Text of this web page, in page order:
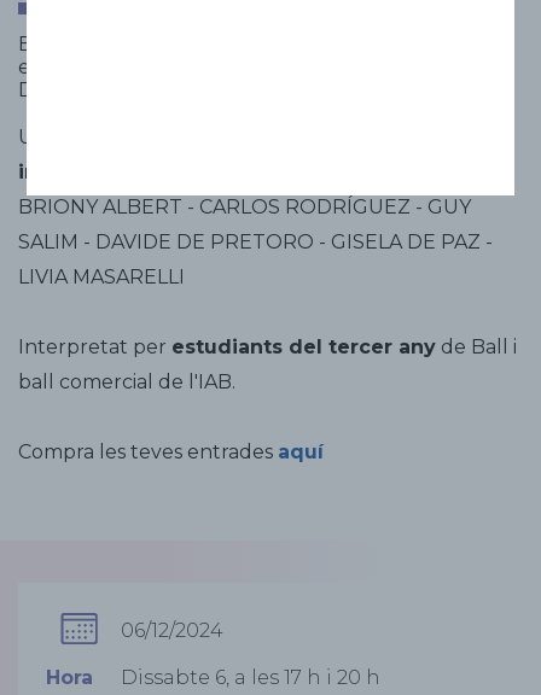
Espectacle de dansa i dansa comercial a càrrec dels
estudiants de l'IAB
Divendres 6 i Diumenge 7
Una vetllada d'obres de
internacionals:
BRIONY ALBERT - CARLOS RODRÍGUEZ - GUY
SALIM - DAVIDE DE PRETORO - GISELA DE PAZ -
LIVIA MASARELLI
Interpretat per estudiants del tercer any de Ball i
ball comercial de l'IAB.
Compra les teves entrades aquí
06/12/2024
Hora
Dissabte 6, a les 17 h i 20 h